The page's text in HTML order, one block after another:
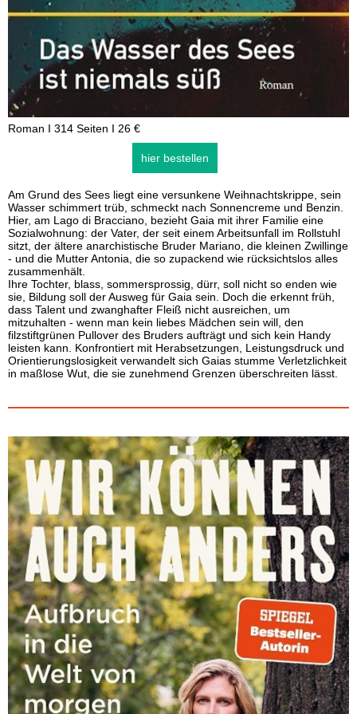
Roman I 314 Seiten I 26 €
hier bestellen
Am Grund des Sees liegt eine versunkene Weihnachtskrippe, sein
Wasser schimmert trüb, schmeckt nach Sonnencreme und Benzin.
Hier, am Lago di Bracciano, bezieht Gaia mit ihrer Familie eine
Sozialwohnung: der Vater, der seit einem Arbeitsunfall im Rollstuhl
sitzt, der ältere anarchistische Bruder Mariano, die kleinen Zwillinge
- und die Mutter Antonia, die so zupackend wie rücksichtslos alles
zusammenhält.
Ihre Tochter, blass, sommersprossig, dürr, soll nicht so enden wie
sie, Bildung soll der Ausweg für Gaia sein. Doch die erkennt früh,
dass Talent und zwanghafter Fleiß nicht ausreichen, um
mitzuhalten - wenn man kein liebes Mädchen sein will, den
filzstiftgrünen Pullover des Bruders aufträgt und sich kein Handy
leisten kann. Konfrontiert mit Herabsetzungen, Leistungsdruck und
Orientierungslosigkeit verwandelt sich Gaias stumme Verletzlichkeit
in maßlose Wut, die sie zunehmend Grenzen überschreiten lässt.